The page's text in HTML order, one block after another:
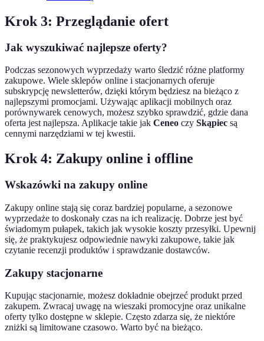
Krok 3: Przeglądanie ofert
Jak wyszukiwać najlepsze oferty?
Podczas sezonowych wyprzedaży warto śledzić różne platformy
zakupowe. Wiele sklepów online i stacjonarnych oferuje
subskrypcję newsletterów, dzięki którym będziesz na bieżąco z
najlepszymi promocjami. Używając aplikacji mobilnych oraz
porównywarek cenowych, możesz szybko sprawdzić, gdzie dana
oferta jest najlepsza. Aplikacje takie jak Ceneo czy Skąpiec są
cennymi narzędziami w tej kwestii.
Krok 4: Zakupy online i offline
Wskazówki na zakupy online
Zakupy online stają się coraz bardziej popularne, a sezonowe
wyprzedaże to doskonały czas na ich realizację. Dobrze jest być
świadomym pułapek, takich jak wysokie koszty przesyłki. Upewnij
się, że praktykujesz odpowiednie nawyki zakupowe, takie jak
czytanie recenzji produktów i sprawdzanie dostawców.
Zakupy stacjonarne
Kupując stacjonarnie, możesz dokładnie obejrzeć produkt przed
zakupem. Zwracaj uwagę na wieszaki promocyjne oraz unikalne
oferty tylko dostępne w sklepie. Często zdarza się, że niektóre
zniżki są limitowane czasowo. Warto być na bieżąco.